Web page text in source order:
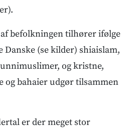
befolkningen tilhører ifølge
Danske (se kilder) shiaislam,
og kristne,
og bahaier udgør tilsammen
er der meget stor